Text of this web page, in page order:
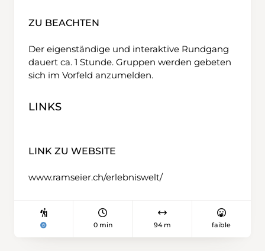
ZU BEACHTEN
Der eigenständige und interaktive Rundgang
dauert ca. 1 Stunde. Gruppen werden gebeten
sich im Vorfeld anzumelden.
LINKS
LINK ZU WEBSITE
www.ramseier.ch/erlebniswelt/
0 min 94 m faible